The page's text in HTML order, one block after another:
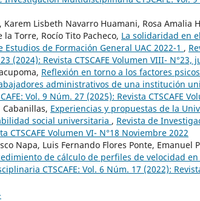
Lisbeth Navarro Huamani, Rosa Amalia
Torre, Rocío Tito Pacheco, La solidaridad en
Estudios de Formación General UAC 2022-1 ,
(2024): Revista CTSCAFE Volumen VIII- N°23,
Reflexión en torno a los factores
administrativos de una institución
Vol. 9 Núm. 27 (2025): Revista CTSCAFE
Cabanillas, Experiencias y propuestas de la
social universitaria , Revista de
CTSCAFE Volumen VI- N°18 Noviembre 2022
Napa, Luis Fernando Flores Ponte, Emanuel
de cálculo de perfiles de velocidad
CTSCAFE: Vol. 6 Núm. 17 (2022):